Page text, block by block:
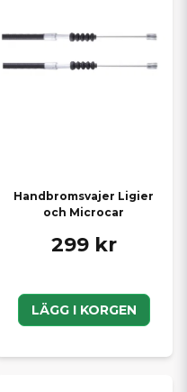
Handbromsvajer Ligier
och Microcar
299 kr
LÄGG I KORGEN